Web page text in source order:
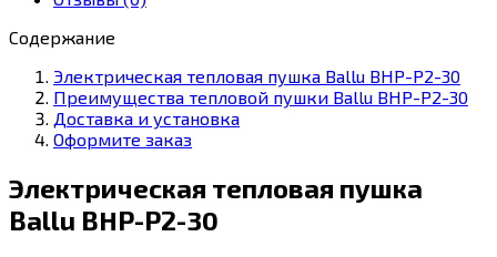
Содержание
Электрическая тепловая пушка Ballu BHP-P2-30
Преимущества тепловой пушки Ballu BHP-P2-30
Доставка и установка
Оформите заказ
Электрическая тепловая пушка
Ballu BHP-P2-30